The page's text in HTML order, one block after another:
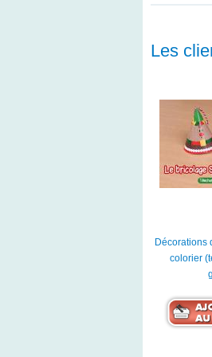
Les
Décorations
colorier